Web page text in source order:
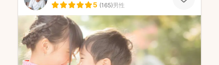
5 (165)男性